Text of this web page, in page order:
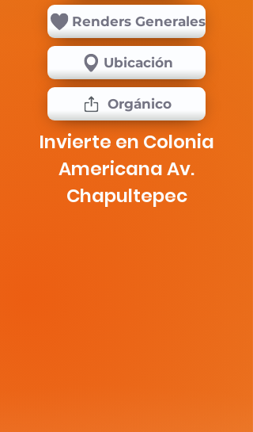
Renders Generales
Ubicación
Orgánico
Invierte en Colonia
Americana Av.
Chapultepec